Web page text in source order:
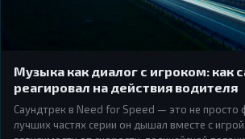
Музыка как диалог с игроком: как
реагировал на действия водителя
Саундтрек в Need for Speed — это не просто
лучших частях серии он дышал вместе с